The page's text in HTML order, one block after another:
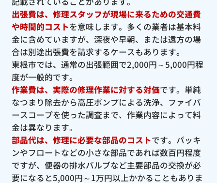
出張費は、修理スタッフが現場に来るための交通費
や時間的コストを意味します。多くの業者は基本料
金に含めていますが、深夜や早朝、または遠方の場
合は別途出張費を請求するケースもあります。
東根市では、通常の出張範囲で2,000円～5,000円程
度が一般的です。
作業費は、実際の修理作業に対する対価です。単純
なつまり除去から高圧ポンプによる洗浄、ファイバ
ースコープを使った調査まで、作業内容によって料
金は異なります。
部品代は、修理に必要な部品のコストです。パッキ
ンやフロートなどの小さな部品であれば数百円程度
ですが、便器の排水バルブなど主要部品の交換が必
要になると5,000円～1万円以上かかることもありま